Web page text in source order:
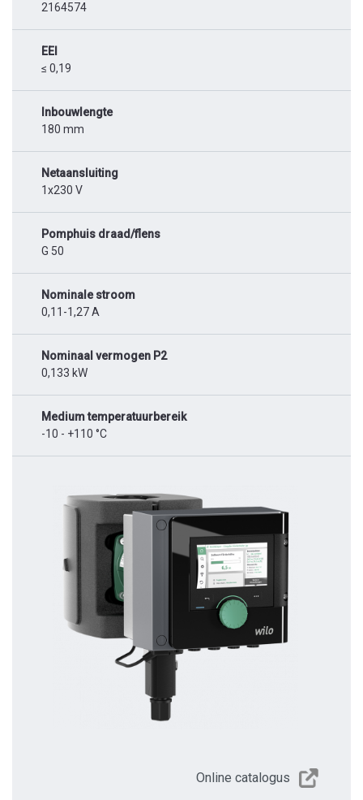
2164574
EEI
≤ 0,19
Inbouwlengte
180 mm
Netaansluiting
1x230 V
Pomphuis draad/flens
G 50
Nominale stroom
0,11-1,27 A
Nominaal vermogen P2
0,133 kW
Medium temperatuurbereik
-10 - +110 °C
Online catalogus